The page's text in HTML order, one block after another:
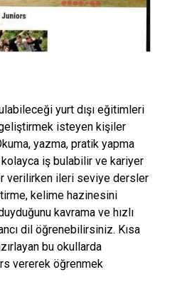
yurt dışı eğitimleri
isteyen kişiler
yazma, pratik yapma
iş bulabilir ve kariyer
verilirken ileri seviye dersler
kelime hazinesini
kavrama ve hızlı
dil öğrenebilirsiniz. Kısa
bu okullarda
vererek öğrenmek